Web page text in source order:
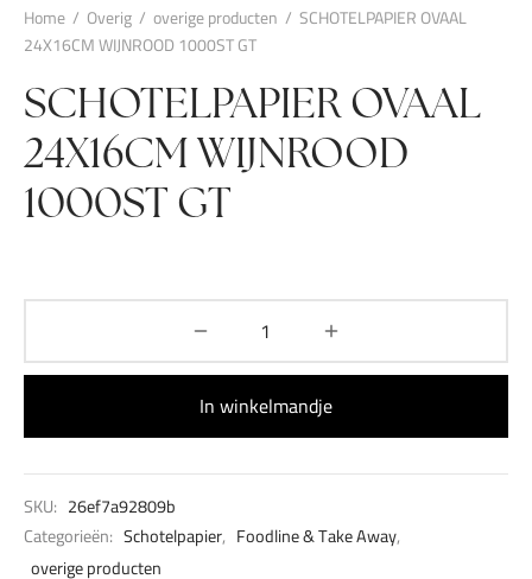
Home / Overig / overige producten / SCHOTELPAPIER OVAAL
24X16CM WIJNROOD 1000ST GT
SCHOTELPAPIER OVAAL
24X16CM WIJNROOD
1000ST GT
In winkelmandje
SKU: 26ef7a92809b
Categorieën: Schotelpapier, Foodline & Take Away,
overige producten